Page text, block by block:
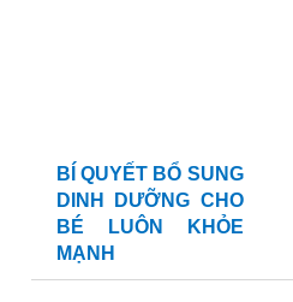
BÍ QUYẾT BỔ SUNG
DINH DƯỠNG CHO
BÉ LUÔN KHỎE
MẠNH